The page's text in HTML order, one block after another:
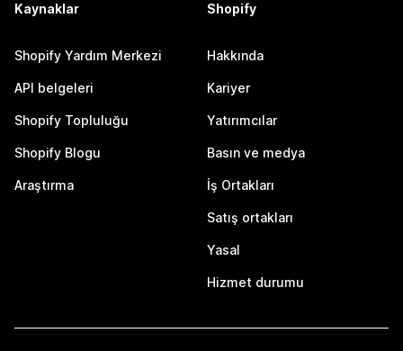
Kaynaklar
Shopify Yardım Merkezi
API belgeleri
Shopify Topluluğu
Shopify Blogu
Araştırma
Shopify
Hakkında
Kariyer
Yatırımcılar
Basın ve medya
İş Ortakları
Satış ortakları
Yasal
Hizmet durumu